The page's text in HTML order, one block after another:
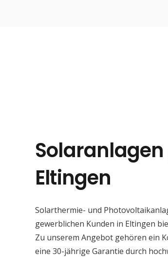
Eltingen
Solarthermie- und
gewerblichen Kunden in Eltingen
Zu unserem Angebot gehören ein
eine 30-jährige Garantie durch